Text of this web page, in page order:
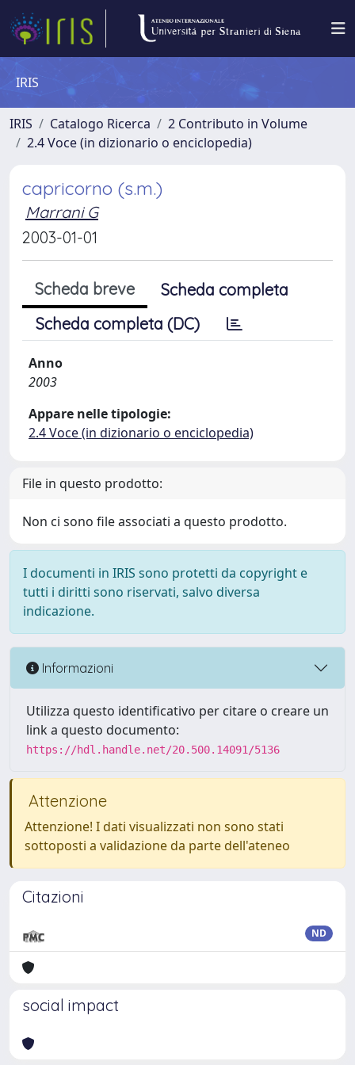
IRIS
IRIS Catalogo Ricerca
2 Contributo in Volume
2.4 Voce (in dizionario o enciclopedia)
capricorno (s.m.)
Marrani G
2003-01-01
Scheda breve
Scheda completa
Scheda completa (DC)
Anno
2003
Appare nelle tipologie:
2.4 Voce (in dizionario o enciclopedia)
File in questo prodotto:
Non ci sono file associati a questo prodotto.
I documenti in IRIS sono protetti da copyright e
tutti i diritti sono riservati, salvo diversa
indicazione.
Informazioni
Utilizza questo identificativo per citare o creare un
link a questo documento:
https://hdl.handle.net/20.500.14091/5136
Attenzione
Attenzione! I dati visualizzati non sono stati
sottoposti a validazione da parte dell'ateneo
Citazioni
ND
social impact